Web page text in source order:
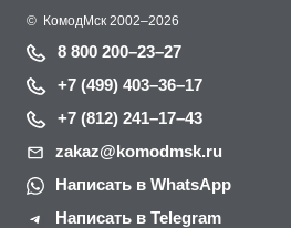
© КомодМск 2002–2026
8 800 200–23–27
+7 (499) 403–36–17
+7 (812) 241–17–43
zakaz@komodmsk.ru
Написать в WhatsApp
Написать в Telegram